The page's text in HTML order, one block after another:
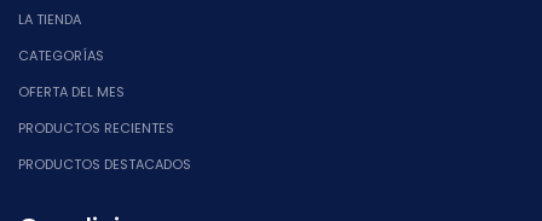
LA TIENDA
CATEGORÍAS
OFERTA DEL MES
PRODUCTOS RECIENTES
PRODUCTOS DESTACADOS